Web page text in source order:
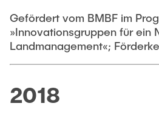
Gefördert vom BMBF im
»Innovationsgruppen für ein
Landmanagement«;
2018